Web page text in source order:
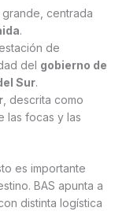
grande, centrada
.
de
del gobierno de
Sur.
, descrita como
las focas y las
es importante
BAS apunta a
distinta logística